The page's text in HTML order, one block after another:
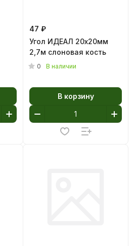
47 ₽
Угол ИДЕАЛ 20х20мм
2,7м слоновая кость
0 В наличии
В корзину